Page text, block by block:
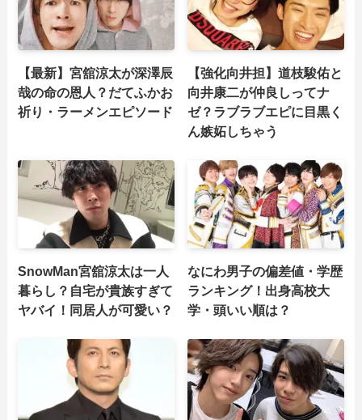
【最新】宮舘涼太が深澤辰
哉の命の恩人？だてふかお
祈り・ラーメンエピソード
【強化向井担】道枝駿佑と
向井康二が仲良しってナ
ゼ？ラブラブエピに目黒く
ん嫉妬しちゃう
SnowMan宮舘涼太は一人
暮らし？自宅が貴族すぎて
ヤバイ！同居人が可愛い？
なにわ男子の偏差値・学歴
ランキング！出身高校大
学・頭いい順は？